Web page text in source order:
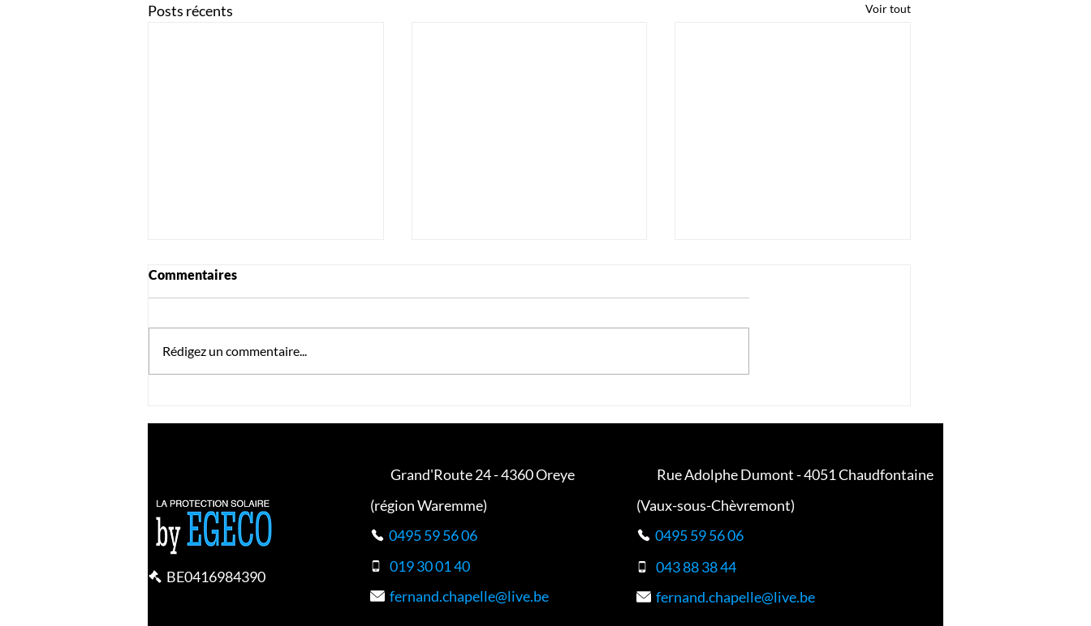
Posts récents Voir tout
Commentaires
Rédigez un commentaire...
BE0416984390
Grand'Route 24 - 4360 Oreye
(région Waremme)
0495 59 56 06
019 30 01 40
fernand.chapelle@live.be
Rue Adolphe Dumont - 4051 Chaudfontaine
(Vaux-sous-Chèvremont)
0495 59 56 06
043 88 38 44
fernand.chapelle@live.be